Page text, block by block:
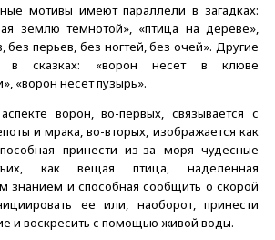
мотивы имеют параллели в загадках:
землю темнотой», «птица на дереве»,
без перьев, без ногтей, без очей». Другие
в сказках: «ворон несет в клюве
«ворон несет пузырь».
ворон, во-первых, связывается с
и мрака, во-вторых, изображается как
принести из-за моря чудесные
как вещая птица, наделенная
знанием и способная сообщить о скорой
ее или, наоборот, принести
и воскресить с помощью живой воды.